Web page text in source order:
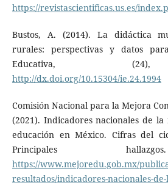
https://revistascientificas.us.es/
Bustos, A. (2014). La didáctica
rurales: perspectivas y datos
Educativa,
http://dx.doi.org/10.15304/ie.24.1994
Comisión Nacional para la Mejora
(2021). Indicadores nacionales de
educación en México. Cifras del
Principales
https://www.mejoredu.gob.mx/
resultados/indicadores-nacionales-